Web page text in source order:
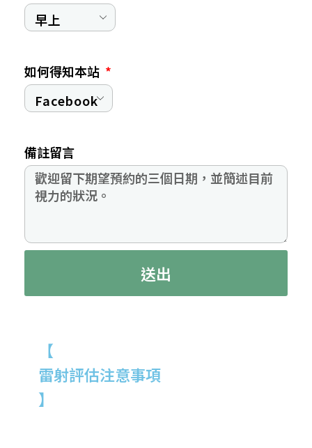
如何得知本站
備註留言
送出
【
雷射評估注意事項
】